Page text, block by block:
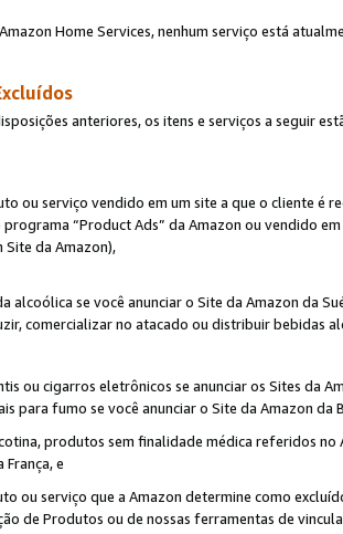
Home Services, nenhum serviço está
anteriores, os itens e serviços a seguir
ou serviço vendido em um site a que o cliente é
“Product Ads” da Amazon ou vendido
Site da Amazon),
alcoólica se você anunciar o Site da Amazon da
comercializar no atacado ou distribuir bebidas
ou cigarros eletrônicos se anunciar os Sites da
para fumo se você anunciar o Site da Amazon da
produtos sem finalidade médica referidos no
França, e
ou serviço que a Amazon determine como
de Produtos ou de nossas ferramentas de